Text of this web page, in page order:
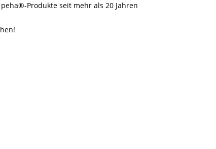
Produkte seit mehr als 20 Jahren